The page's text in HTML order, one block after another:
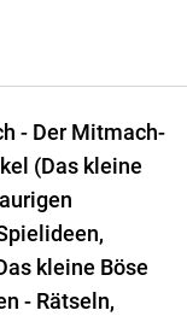
- Der Mitmach-
(Das kleine
kleine Böse
- Rätseln,